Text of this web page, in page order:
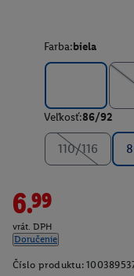
Farba:biela
Veľkosť:86/92
110/116
6.99
vrát. DPH
Doručenie
Číslo produktu: